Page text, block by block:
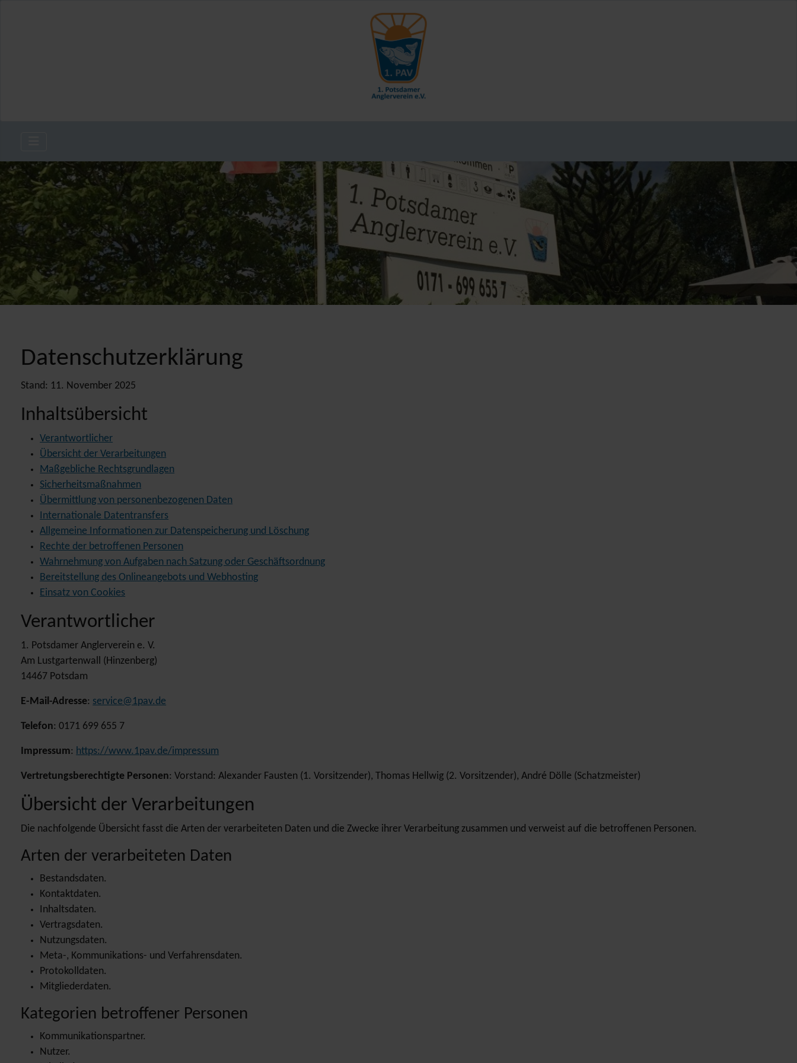
Datenschutzerklärung
Stand: 11. November 2025
Inhaltsübersicht
Verantwortlicher
Übersicht der Verarbeitungen
Maßgebliche Rechtsgrundlagen
Sicherheitsmaßnahmen
Übermittlung von personenbezogenen Daten
Internationale Datentransfers
Allgemeine Informationen zur Datenspeicherung und Löschung
Rechte der betroffenen Personen
Wahrnehmung von Aufgaben nach Satzung oder Geschäftsordnung
Bereitstellung des Onlineangebots und Webhosting
Einsatz von Cookies
Verantwortlicher
1. Potsdamer Anglerverein e. V.
Am Lustgartenwall (Hinzenberg)
14467 Potsdam
E-Mail-Adresse: service@1pav.de
Telefon: 0171 699 655 7
Impressum: https://www.1pav.de/impressum
Vertretungsberechtigte Personen: Vorstand: Alexander Fausten (1. Vorsitzender), Thomas Hellwig (2. Vorsitzender), André Dölle (Schatzmeister)
Übersicht der Verarbeitungen
Die nachfolgende Übersicht fasst die Arten der verarbeiteten Daten und die Zwecke ihrer Verarbeitung zusammen und verweist auf die betroffenen Personen.
Arten der verarbeiteten Daten
Bestandsdaten.
Kontaktdaten.
Inhaltsdaten.
Vertragsdaten.
Nutzungsdaten.
Meta-, Kommunikations- und Verfahrensdaten.
Protokolldaten.
Mitgliederdaten.
Kategorien betroffener Personen
Kommunikationspartner.
Nutzer.